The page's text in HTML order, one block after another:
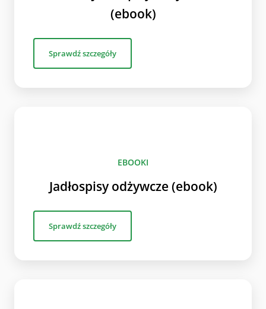
(ebook)
Sprawdź szczegóły
EBOOKI
Jadłospisy odżywcze (ebook)
Sprawdź szczegóły